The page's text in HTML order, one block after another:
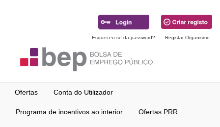
Esqueceu-se da password? Registar Organismo
Ofertas Conta do Utilizador
Programa de incentivos ao interior Ofertas PRR